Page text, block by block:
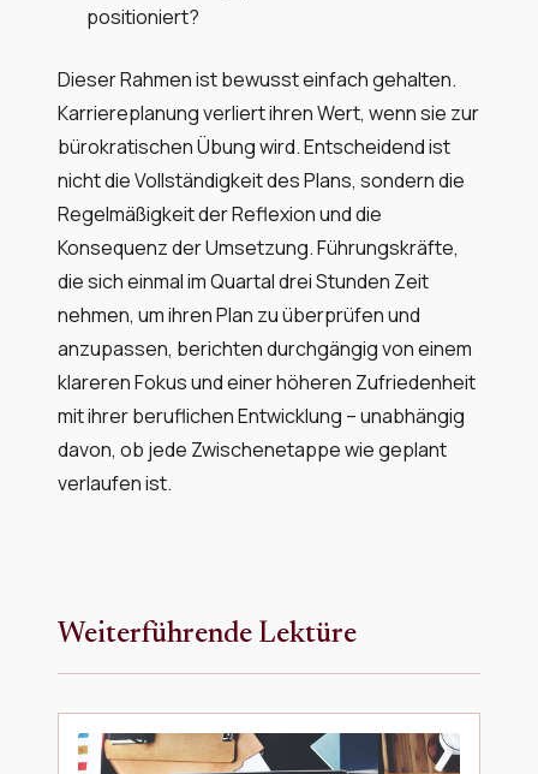
positioniert?
Dieser Rahmen ist bewusst einfach gehalten.
Karriereplanung verliert ihren Wert, wenn sie zur
bürokratischen Übung wird. Entscheidend ist
nicht die Vollständigkeit des Plans, sondern die
Regelmäßigkeit der Reflexion und die
Konsequenz der Umsetzung. Führungskräfte,
die sich einmal im Quartal drei Stunden Zeit
nehmen, um ihren Plan zu überprüfen und
anzupassen, berichten durchgängig von einem
klareren Fokus und einer höheren Zufriedenheit
mit ihrer beruflichen Entwicklung – unabhängig
davon, ob jede Zwischenetappe wie geplant
verlaufen ist.
Weiterführende Lektüre